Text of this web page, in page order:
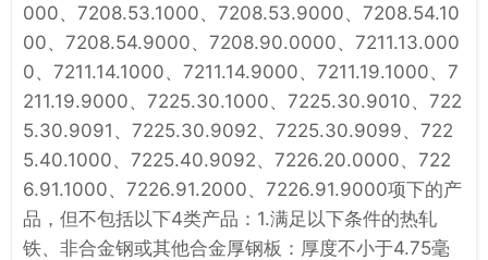
000、7208.53.1000、7208.53.9000、7208.54.10
00、7208.54.9000、7208.90.0000、7211.13.000
0、7211.14.1000、7211.14.9000、7211.19.1000、7
211.19.9000、7225.30.1000、7225.30.9010、722
5.30.9091、7225.30.9092、7225.30.9099、722
5.40.1000、7225.40.9092、7226.20.0000、722
6.91.1000、7226.91.2000、7226.91.9000项下的产
品，但不包括以下4类产品：1.满足以下条件的热轧
铁、非合金钢或其他合金厚钢板：厚度不小于4.75毫